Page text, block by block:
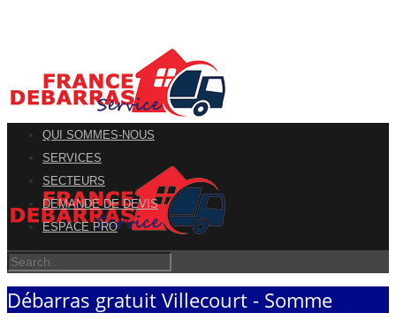
QUI SOMMES-NOUS
SERVICES
SECTEURS
DEMANDE DE DEVIS
ESPACE PRO
Débarras gratuit Villecourt - Somme